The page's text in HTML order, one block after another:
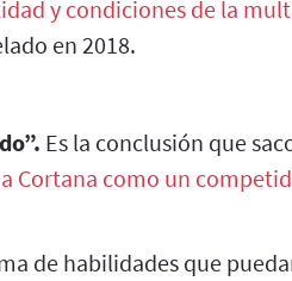
y condiciones de la
en 2018.
Es la conclusión que
Cortana como un
de habilidades que